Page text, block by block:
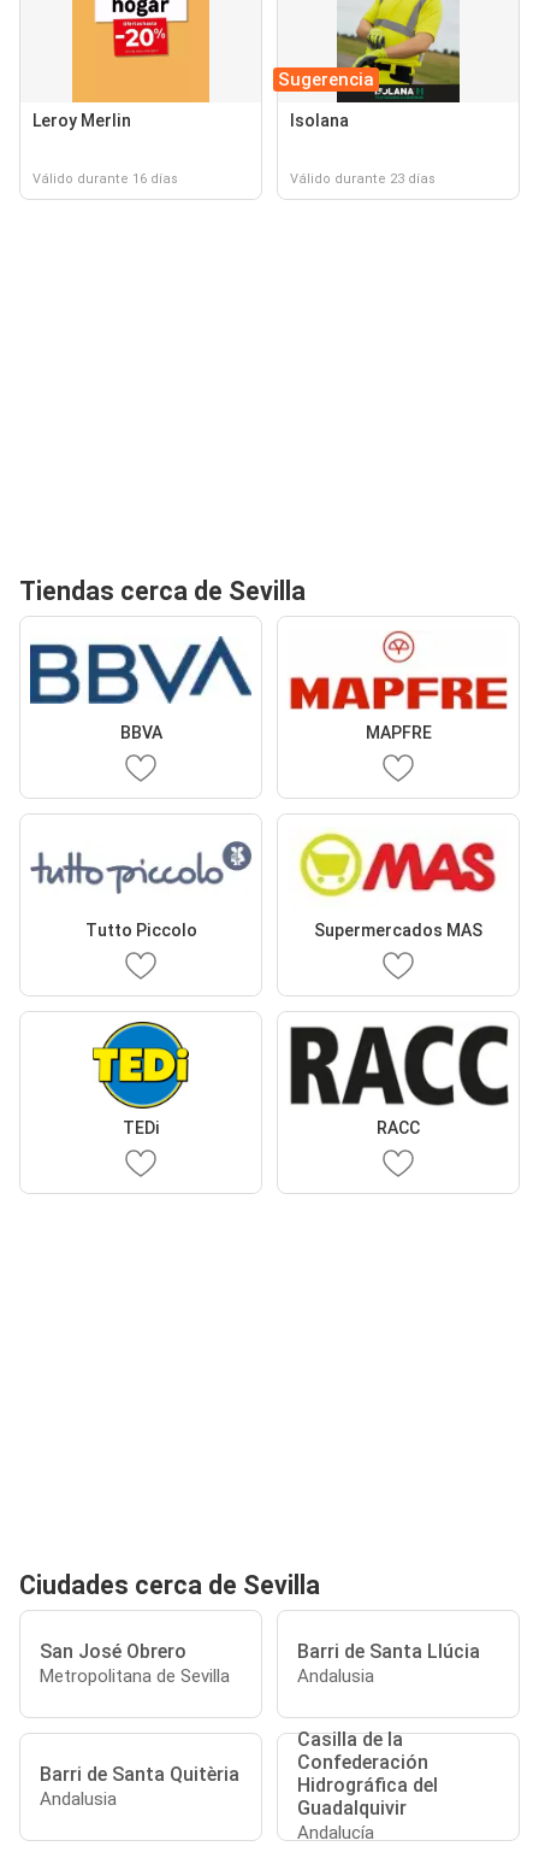
Leroy Merlin
Válido durante 16 días
Sugerencia
Isolana
Válido durante 23 días
Tiendas cerca de Sevilla
BBVA MAPFRE
Tutto Piccolo Supermercados MAS
TEDi RACC
Ciudades cerca de Sevilla
San José Obrero
Metropolitana de Sevilla
Barri de Santa Llúcia
Andalusia
Barri de Santa Quitèria
Andalusia
Casilla de la
Confederación
Hidrográfica del
Guadalquivir
Andalucía